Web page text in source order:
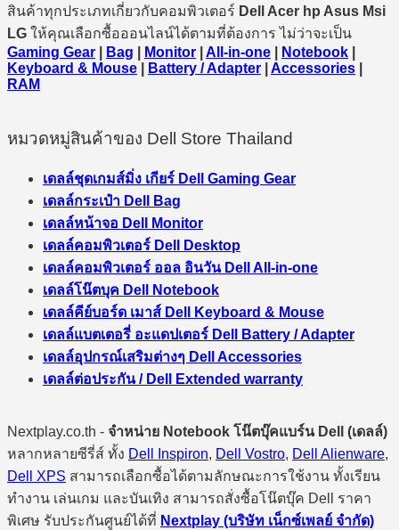
สินค้าทุกประเภทเกี่ยวกับคอมพิวเตอร์ Dell Acer hp Asus Msi
LG ให้คุณเลือกซื้อออนไลน์ได้ตามที่ต้องการ ไม่ว่าจะเป็น
Gaming Gear
Bag Monitor All-in-one Notebook
Keyboard & Mouse
Battery / Adapter Accessories
RAM
หมวดหมู่สินค้าของ Dell Store Thailand
เดลล์ชุดเกมส์มิ่ง เกียร์ Dell Gaming Gear
เดลล์กระเป๋า Dell Bag
เดลล์หน้าจอ Dell Monitor
เดลล์คอมพิวเตอร์ Dell Desktop
เดลล์คอมพิวเตอร์ ออล อินวัน Dell All-in-one
เดลล์โน๊ตบุค Dell Notebook
เดลล์คีย์บอร์ด เมาส์ Dell Keyboard & Mouse
เดลล์แบตเตอรี่ อะแดปเตอร์ Dell Battery / Adapter
เดลล์อุปกรณ์เสริมต่างๆ Dell Accessories
เดลล์ต่อประกัน / Dell Extended warranty
Nextplay.co.th - จำหน่าย Notebook โน๊ตบุ๊คแบร์น Dell (เดลล์)
หลากหลายซีรี่ส์ ทั้ง Dell Inspiron, Dell Vostro, Dell Alienware,
Dell XPS สามารถเลือกซื้อได้ตามลักษณะการใช้งาน ทั้งเรียน
ทำงาน เล่นเกม และบันเทิง สามารถสั่งซื้อโน๊ตบุ๊ค Dell ราคา
พิเศษ รับประกันศูนย์ได้ที่ Nextplay (บริษัท เน็กซ์เพลย์ จำกัด)